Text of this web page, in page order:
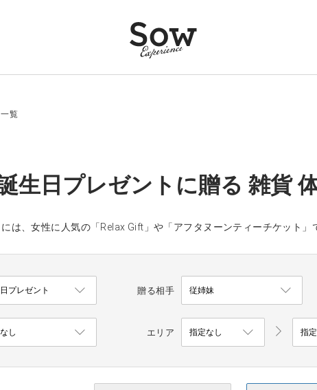
覧
生日プレゼントに贈る 雑貨
は、女性に人気の「Relax Gift」や「アフタヌーンティーチケット
贈る相手
エリア